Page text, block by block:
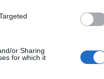
or Sharing
for which it
Preizkusi zdaj
dežurno